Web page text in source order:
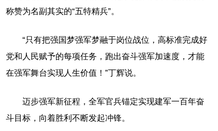
称赞为名副其实的“五特精兵”。
“只有把强国梦强军梦融于岗位战位，高标准完成好
党和人民赋予的每项任务，跑出奋斗强军加速度，才能
在强军舞台实现人生价值！”丁辉说。
迈步强军新征程，全军官兵锚定实现建军一百年奋
斗目标，向着胜利不断发起冲锋。